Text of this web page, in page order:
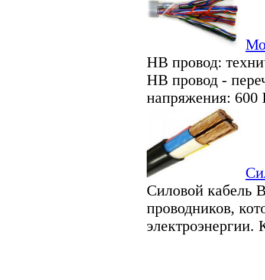
НВ провод:
НВ провод -
напряжения:
Силовой кабель
проводников,